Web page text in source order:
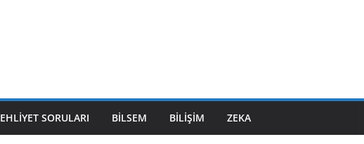
EHLIYET SORULARI BILSEM BILIŞIM ZEKA